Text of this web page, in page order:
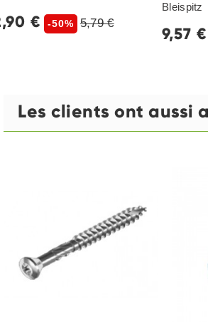
€ -50% 5,79 €
Bleispitz
9,57 €
Les clients ont aussi